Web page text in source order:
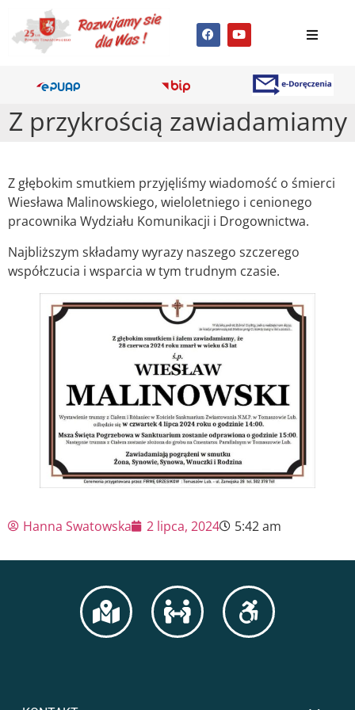
Z przykrością zawiadamiamy
Z głębokim smutkiem przyjęliśmy wiadomość o śmierci
Wiesława Malinowskiego, wieloletniego i cenionego
pracownika Wydziału Komunikacji i Drogownictwa.
Najbliższym składamy wyrazy naszego szczerego
współczucia i wsparcia w tym trudnym czasie.
Hanna Swatowska 2 lipca, 2024 5:42 am